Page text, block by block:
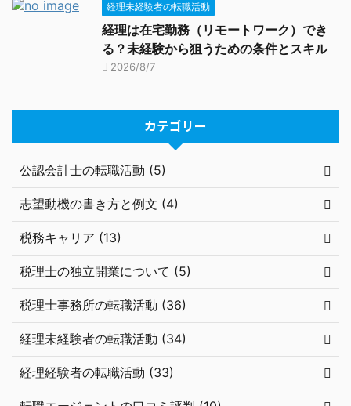
経理未経験者の転職活動
経理は在宅勤務（リモートワーク）でき
る？未経験から狙うための条件とスキル
2026/8/7
カテゴリー
公認会計士の転職活動 (5)
志望動機の書き方と例文 (4)
税務キャリア (13)
税理士の独立開業について (5)
税理士事務所の転職活動 (36)
経理未経験者の転職活動 (34)
経理経験者の転職活動 (33)